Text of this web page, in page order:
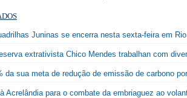
Juninas se encerra nesta sexta-feira em
extrativista Chico Mendes trabalhan com
da sua meta de redução de emissão de carbono
Acrelândia para o combate da embriaguez ao